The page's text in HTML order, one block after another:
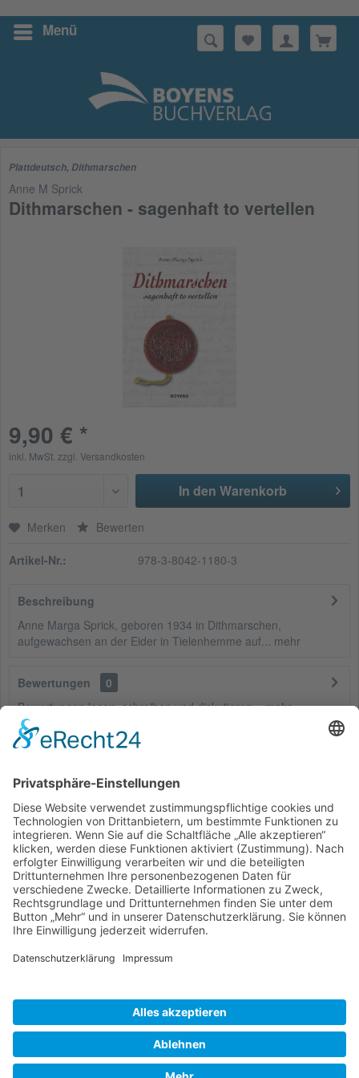
Menü
Suchen
Plattdeutsch, Dithmarschen
Anne M Sprick
Dithmarschen - sagenhaft to vertellen
9,90 € *
inkl. MwSt. zzgl. Versandkosten
1 In den Warenkorb
Merken Bewerten
Artikel-Nr.: 978-3-8042-1180-3
Beschreibung
Anne Marga Sprick, geboren 1934 in Dithmarschen,
aufgewachsen an der Eider in Tielenhemme auf... mehr
Bewertungen
0
Bewertungen lesen, schreiben und diskutieren...mehr
Kunden haben sich ebenfalls angesehen
Service Hotline
Shop Service
Informationen
* Alle Preise inkl. gesetzl. Mehrwertsteuer zzgl.Versandkostenund ggf.
Nachnahmegebühren, wenn nicht anders beschrieben
Bestellung Downloads
Widerrufsbelehrung Datenschutz
Impressum
Realisiert mit Shopware